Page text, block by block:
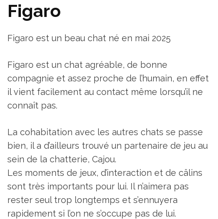
Figaro
Figaro est un beau chat né en mai 2025
Figaro est un chat agréable, de bonne
compagnie et assez proche de l’humain, en effet
il vient facilement au contact même lorsqu’il ne
connaît pas.
La cohabitation avec les autres chats se passe
bien, il a d’ailleurs trouvé un partenaire de jeu au
sein de la chatterie, Cajou.
Les moments de jeux, d’interaction et de câlins
sont très importants pour lui. Il n’aimera pas
rester seul trop longtemps et s’ennuyera
rapidement si l’on ne s’occupe pas de lui.